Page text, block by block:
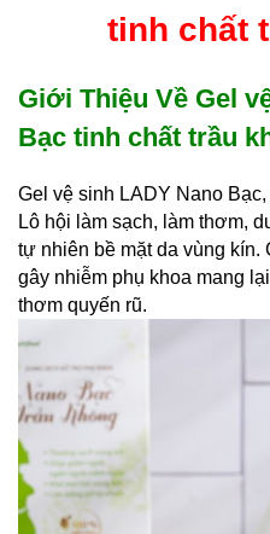
tinh chất
Giới Thiệu Về Gel
Bạc tinh chất trầu
Gel vệ sinh LADY Nano
Lô hội làm sạch, làm thơm,
tự nhiên bề mặt da vùng kín.
gây nhiễm phụ khoa mang
thơm quyến rũ.